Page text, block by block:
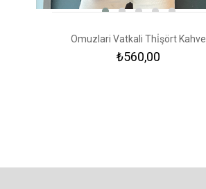
Omuzlari Vatkali Thi̇şört Kahve
₺560,00